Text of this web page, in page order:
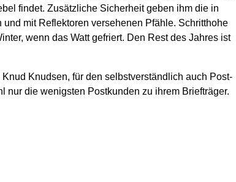
findet. Zusätzliche Sicherheit geben ihm die in
mit Reflektoren versehenen Pfähle. Schritthohe
wenn das Watt gefriert. Den Rest des Jahres ist
Knudsen, für den selbstverständlich auch Post-
die wenigsten Postkunden zu ihrem Briefträger.